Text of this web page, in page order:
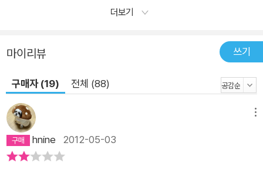
더보기
마이리뷰 쓰기
구매자 (19) 전체 (88)
hnine 2012-05-03